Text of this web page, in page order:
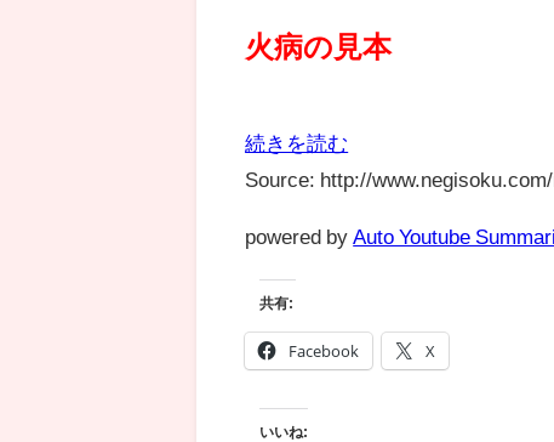
火病の見本
続きを読む
Source: http://
powered by Auto Youtube
共有:
Facebook X
いいね: